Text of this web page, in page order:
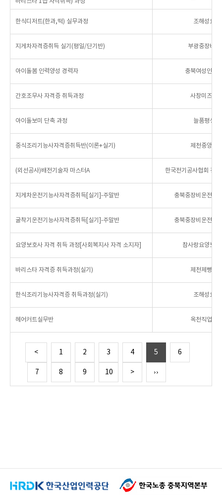
한식디저트(한과,떡) 실무과정 조해성요리
지게차자격증취득 실기(평일/단기반) 부광중장비운
아이돌봄 인력양성 경력자 충북여성인력
간호조무사 자격증 취득과정 사창미즈간
아이돌보미 단축 과정 늘품평생교
중식조리기능사자격증취득반(이론+실기) 제천중앙요
(외선공사)배전기술자 마스터A 한국전기공사협회 전
지게차운전기능사자격증취득[실기]-주말반 충북중장비운전자
굴착기운전기능사자격증취득[실기]-주말반 충북중장비운전자
요양보호사 자격 취득 과정[사회복지사 자격 소지자] 참사랑요양보호
바리스타 자격증 취득과정(실기) 제천제빵커
한식조리기능사자격증 취득과정(실기) 조해성요리
헤어커트실무반 옥천직업교
< 1 2 3 4 5 6
7 8 9 10 > ››